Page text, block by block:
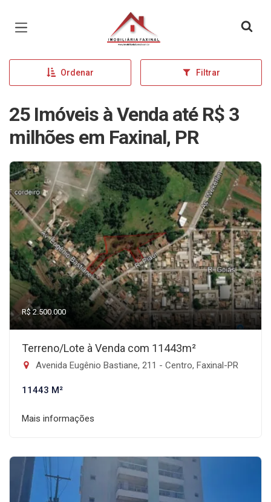
Página inicial
Ordenar Filtrar
25 Imóveis à Venda até R$ 3
milhões em Faxinal, PR
R$ 2.500.000
Terreno/Lote à Venda com 11443m²
Avenida Eugênio Bastiane, 211 - Centro, Faxinal-PR
11443 M²
Mais informações